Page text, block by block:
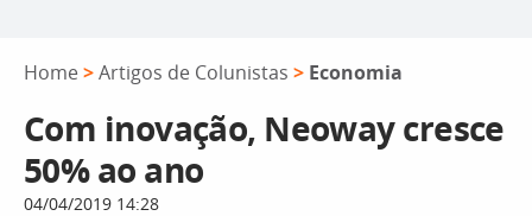
Home >Artigos de Colunistas > Economia
Com inovação, Neoway cresce
50% ao ano
04/04/2019 14:28